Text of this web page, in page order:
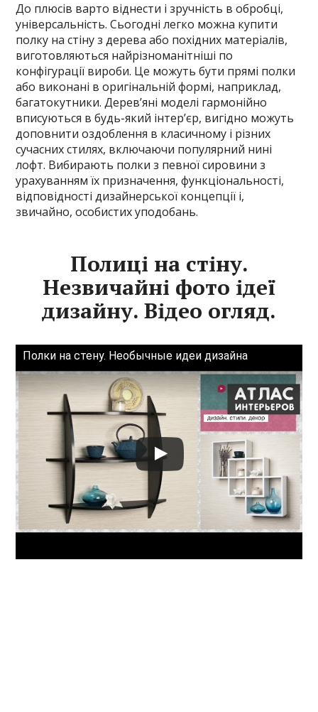
До плюсів варто віднести і зручність в обробці,
універсальність. Сьогодні легко можна купити
полку на стіну з дерева або похідних матеріалів,
виготовляються найрізноманітніші по
конфігурації вироби. Це можуть бути прямі полки
або виконані в оригінальній формі, наприклад,
багатокутники. Дерев’яні моделі гармонійно
вписуються в будь-який інтер’єр, вигідно можуть
доповнити оздоблення в класичному і різних
сучасних стилях, включаючи популярний нині
лофт. Вибирають полки з певної сировини з
урахуванням їх призначення, функціональності,
відповідності дизайнерської концепції і,
звичайно, особистих уподобань.
Полиці на стіну.
Незвичайні фото ідеї
дизайну. Відео огляд.
Полки на стену. Необычные идеи дизайна